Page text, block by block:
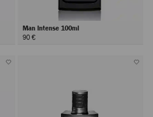
Man Intense 100ml
90 €